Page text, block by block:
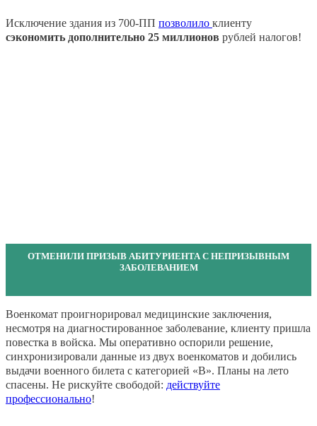
Исключение здания из 700-ПП позволило клиенту
сэкономить дополнительно 25 миллионов рублей налогов!
ОТМЕНИЛИ ПРИЗЫВ АБИТУРИЕНТА С НЕПРИЗЫВНЫМ
ЗАБОЛЕВАНИЕМ
Военкомат проигнорировал медицинские заключения,
несмотря на диагностированное заболевание, клиенту пришла
повестка в войска. Мы оперативно оспорили решение,
синхронизировали данные из двух военкоматов и добились
выдачи военного билета с категорией «В». Планы на лето
спасены. Не рискуйте свободой: действуйте
профессионально!